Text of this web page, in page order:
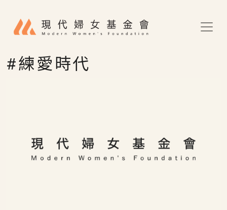
#練愛時代